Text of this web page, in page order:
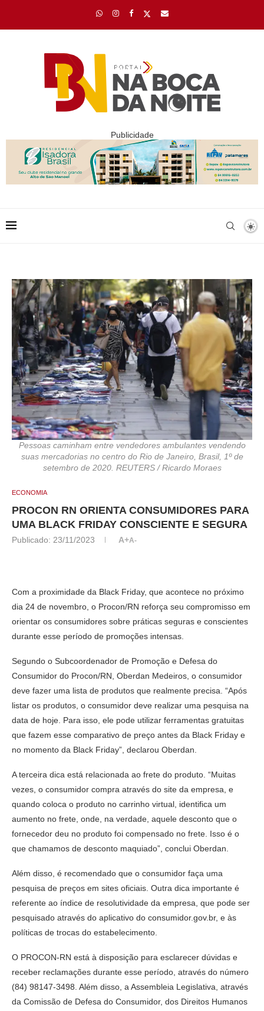
Publicidade
Pessoas caminham entre vendedores ambulantes vendendo
suas mercadorias no centro do Rio de Janeiro, Brasil, 1º de
setembro de 2020. REUTERS / Ricardo Moraes
ECONOMIA
PROCON RN ORIENTA CONSUMIDORES PARA
UMA BLACK FRIDAY CONSCIENTE E SEGURA
Publicado: 23/11/2023 A+A-
Com a proximidade da Black Friday, que acontece no próximo
dia 24 de novembro, o Procon/RN reforça seu compromisso em
orientar os consumidores sobre práticas seguras e conscientes
durante esse período de promoções intensas.
Segundo o Subcoordenador de Promoção e Defesa do
Consumidor do Procon/RN, Oberdan Medeiros, o consumidor
deve fazer uma lista de produtos que realmente precisa. “Após
listar os produtos, o consumidor deve realizar uma pesquisa na
data de hoje. Para isso, ele pode utilizar ferramentas gratuitas
que fazem esse comparativo de preço antes da Black Friday e
no momento da Black Friday”, declarou Oberdan.
A terceira dica está relacionada ao frete do produto. “Muitas
vezes, o consumidor compra através do site da empresa, e
quando coloca o produto no carrinho virtual, identifica um
aumento no frete, onde, na verdade, aquele desconto que o
fornecedor deu no produto foi compensado no frete. Isso é o
que chamamos de desconto maquiado”, conclui Oberdan.
Além disso, é recomendado que o consumidor faça uma
pesquisa de preços em sites oficiais. Outra dica importante é
referente ao índice de resolutividade da empresa, que pode ser
pesquisado através do aplicativo do consumidor.gov.br, e às
políticas de trocas do estabelecimento.
O PROCON-RN está à disposição para esclarecer dúvidas e
receber reclamações durante esse período, através do número
(84) 98147-3498. Além disso, a Assembleia Legislativa, através
da Comissão de Defesa do Consumidor, dos Direitos Humanos